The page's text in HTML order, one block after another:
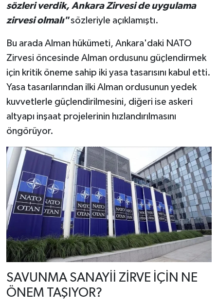
sözleri verdik, Ankara Zirvesi de uygulama
zirvesi olmalı"sözleriyle açıklamıştı.
Bu arada Alman hükümeti, Ankara'daki NATO
Zirvesi öncesinde Alman ordusunu güçlendirmek
için kritik öneme sahip iki yasa tasarısını kabul etti.
Yasa tasarılarından ilki Alman ordusunun yedek
kuvvetlerle güçlendirilmesini, diğeri ise askeri
altyapı inşaat projelerinin hızlandırılmasını
öngörüyor.
SAVUNMA SANAYİİ ZİRVE İÇİN NE
ÖNEM TAŞIYOR?